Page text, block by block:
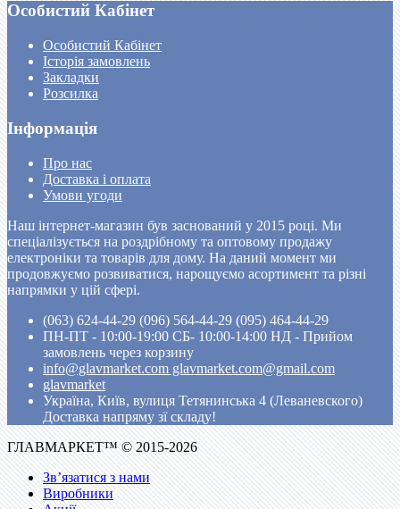
Особистий Кабінет
Особистий Кабінет
Історія замовлень
Закладки
Розсилка
Інформація
Про нас
Доставка і оплата
Умови угоди
Наш інтернет-магазин був заснований у 2015 році. Ми
спеціалізується на роздрібному та оптовому продажу
електроніки та товарів для дому. На даний момент ми
продовжуємо розвиватися, нарощуємо асортимент та різні
напрямки у цій сфері.
(063) 624-44-29 (096) 564-44-29 (095) 464-44-29
ПН-ПТ - 10:00-19:00 CБ- 10:00-14:00 НД - Прийом
замовлень через корзину
info@glavmarket.com glavmarket.com@gmail.com
glavmarket
Україна, Київ, вулиця Тетянинська 4 (Леваневского)
Доставка напряму зї складу!
ГЛАВМАРКЕТ™ © 2015-2026
Зв’язатися з нами
Виробники